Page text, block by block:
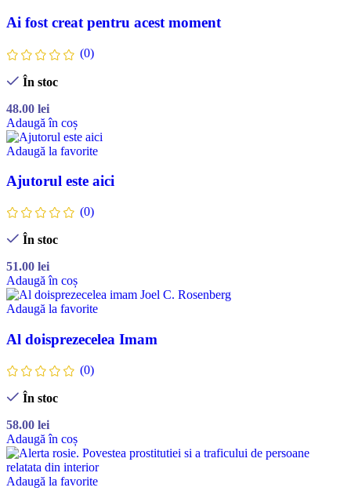
Ai fost creat pentru acest moment
(0)
În stoc
48.00 lei
Adaugă în coș
Adaugă la favorite
Ajutorul este aici
(0)
În stoc
51.00 lei
Adaugă în coș
Adaugă la favorite
Al doisprezecelea Imam
(0)
În stoc
58.00 lei
Adaugă în coș
Adaugă la favorite